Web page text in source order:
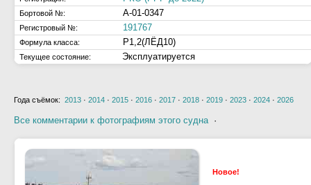
Бортовой №: А-01-0347
Регистровый №: 191767
Формула класса: Р1,2(ЛЁД10)
Текущее состояние: Эксплуатируется
Года съёмок: 2013 · 2014 · 2015 · 2016 · 2017 · 2018 · 2019 · 2023 · 2024 · 2026
Все комментарии к фотографиям этого судна·
Новое!